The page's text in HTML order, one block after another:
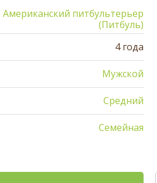
Американский питбультерьер
(Питбуль)
4 года
Мужской
Средний
Семейная